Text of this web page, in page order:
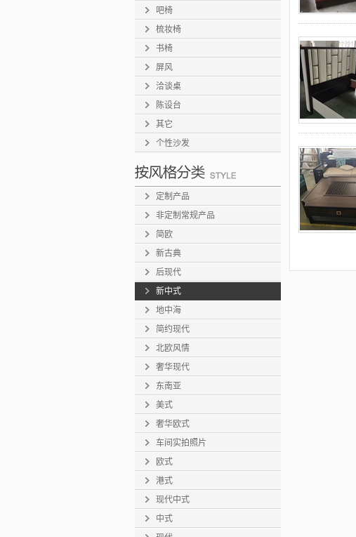
吧椅
梳妆椅
书椅
屏风
洽谈桌
陈设台
其它
个性沙发
定制产品
非定制常规产品
简欧
新古典
后现代
新中式
地中海
简约现代
北欧风情
奢华现代
东南亚
美式
奢华欧式
车间实拍照片
欧式
港式
现代中式
中式